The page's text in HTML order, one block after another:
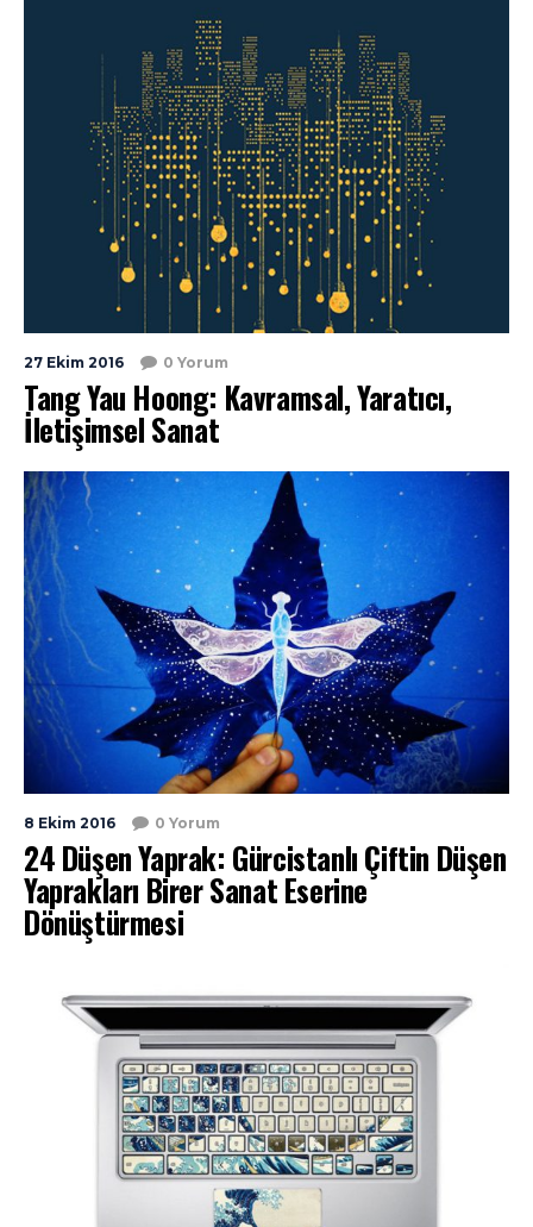
27 Ekim 2016 0 Yorum
Tang Yau Hoong: Kavramsal, Yaratıcı,
İletişimsel Sanat
8 Ekim 2016 0 Yorum
24 Düşen Yaprak: Gürcistanlı Çiftin Düşen
Yaprakları Birer Sanat Eserine
Dönüştürmesi